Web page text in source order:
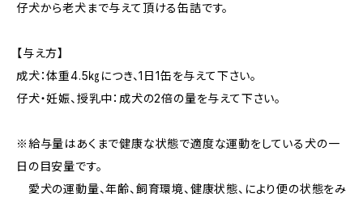
仔犬から老犬まで与えて頂ける缶詰です。
【与え方】
成犬：体重4.5㎏につき、1日1缶を与えて下さい。
仔犬・妊娠、授乳中：成犬の2倍の量を与えて下さい。
※給与量はあくまで健康な状態で適度な運動をしている犬の一
日の目安量です。
愛犬の運動量、年齢、飼育環境、健康状態、により便の状態をみ